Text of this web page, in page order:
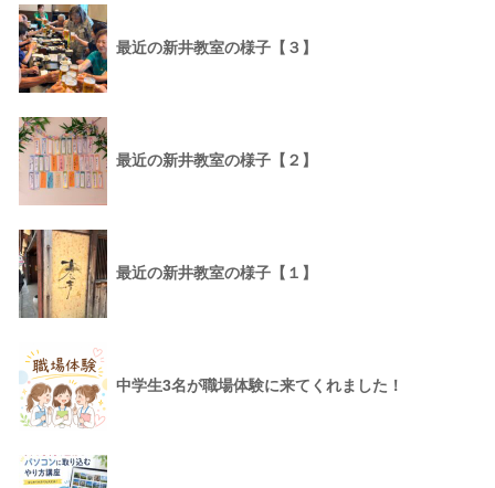
最近の新井教室の様子【３】
最近の新井教室の様子【２】
最近の新井教室の様子【１】
中学生3名が職場体験に来てくれました！